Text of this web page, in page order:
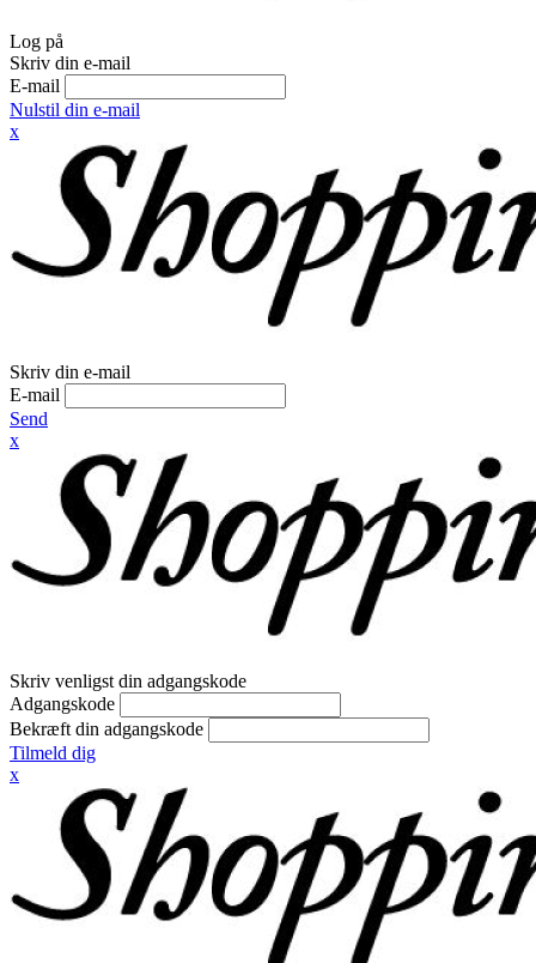
Log på
Skriv din e-mail
E-mail
Nulstil din e-mail
x
Skriv din e-mail
E-mail
Send
x
Skriv venligst din adgangskode
Adgangskode
Bekræft din adgangskode
Tilmeld dig
x